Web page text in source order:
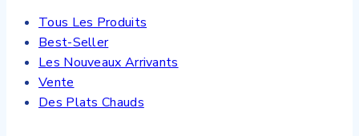
Tous Les Produits
Best-Seller
Les Nouveaux Arrivants
Vente
Des Plats Chauds